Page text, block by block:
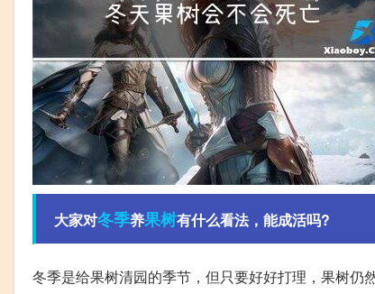
大家对冬季养果树有什么看法，能成活吗?
冬季是给果树清园的季节，但只要好好打理，果树仍